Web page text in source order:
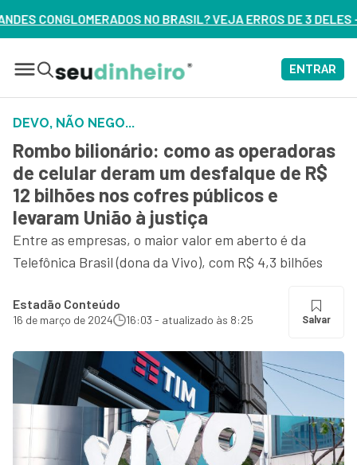
VEJA ERROS DE 3 DELES – ASSISTA AGORA
ENTRAR
DEVO, NÃO NEGO...
Rombo bilionário: como as operadoras
de celular deram um desfalque de R$
12 bilhões nos cofres públicos e
levaram União à justiça
Entre as empresas, o maior valor em aberto é da
Telefônica Brasil (dona da Vivo), com R$ 4,3 bilhões
Estadão Conteúdo
16 de março de 2024 16:03 - atualizado às 8:25 Salvar